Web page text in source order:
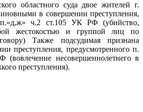
областного суда двое жителей г.
в совершении преступления,
ч.2 ст.105 УК РФ (убийство,
жестокостью и группой лиц по
Также подсудимая признана
преступления, предусмотренного п.
несовершеннолетнего в
преступления).